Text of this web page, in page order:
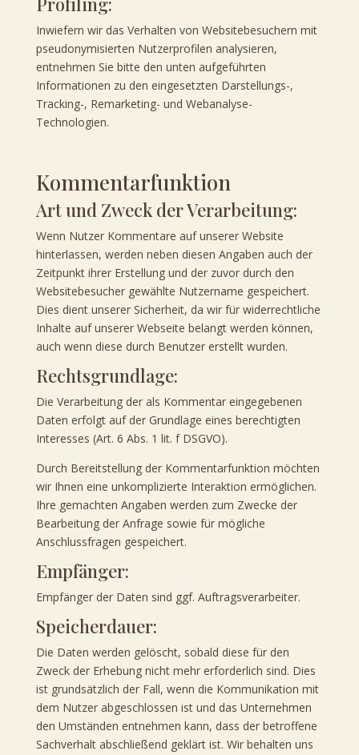
Inwiefern wir das Verhalten von Websitebesuchern mit
pseudonymisierten Nutzerprofilen analysieren,
entnehmen Sie bitte den unten aufgeführten
Informationen zu den eingesetzten Darstellungs-,
Tracking-, Remarketing- und Webanalyse-
Technologien.
Kommentarfunktion
Art und Zweck der Verarbeitung:
Wenn Nutzer Kommentare auf unserer Website
hinterlassen, werden neben diesen Angaben auch der
Zeitpunkt ihrer Erstellung und der zuvor durch den
Websitebesucher gewählte Nutzername gespeichert.
Dies dient unserer Sicherheit, da wir für widerrechtliche
Inhalte auf unserer Webseite belangt werden können,
auch wenn diese durch Benutzer erstellt wurden.
Rechtsgrundlage:
Die Verarbeitung der als Kommentar eingegebenen
Daten erfolgt auf der Grundlage eines berechtigten
Interesses (Art. 6 Abs. 1 lit. f DSGVO).
Durch Bereitstellung der Kommentarfunktion möchten
wir Ihnen eine unkomplizierte Interaktion ermöglichen.
Ihre gemachten Angaben werden zum Zwecke der
Bearbeitung der Anfrage sowie für mögliche
Anschlussfragen gespeichert.
Empfänger:
Empfänger der Daten sind ggf. Auftragsverarbeiter.
Speicherdauer:
Die Daten werden gelöscht, sobald diese für den
Zweck der Erhebung nicht mehr erforderlich sind. Dies
ist grundsätzlich der Fall, wenn die Kommunikation mit
dem Nutzer abgeschlossen ist und das Unternehmen
den Umständen entnehmen kann, dass der betroffene
Sachverhalt abschließend geklärt ist. Wir behalten uns